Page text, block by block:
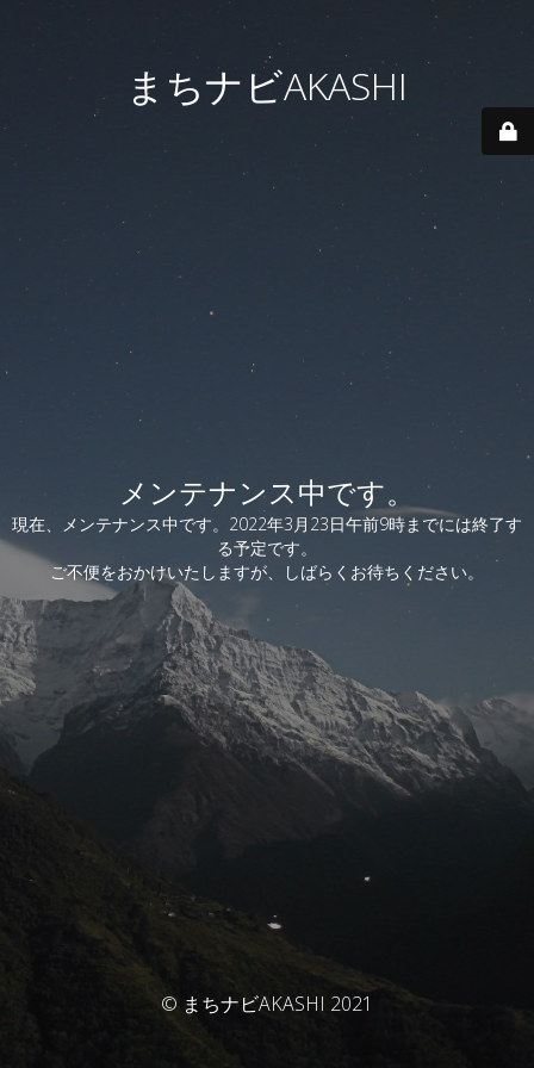
まちナビAKASHI
メンテナンス中です。
現在、メンテナンス中です。2022年3月23日午前9時までには終了す
る予定です。
ご不便をおかけいたしますが、しばらくお待ちください。
© まちナビAKASHI 2021